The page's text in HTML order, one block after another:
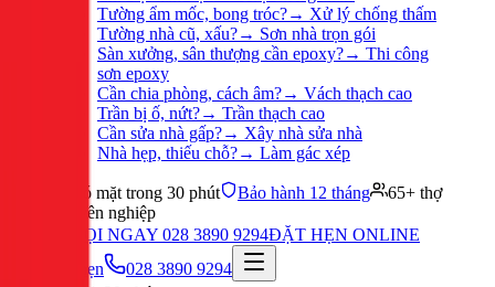
Tường ẩm mốc, bong tróc?→ Xử lý chống thấm
Tường nhà cũ, xấu?→ Sơn nhà trọn gói
Sàn xưởng, sân thượng cần epoxy?→ Thi công
sơn epoxy
Cần chia phòng, cách âm?→ Vách thạch cao
Trần bị ố, nứt?→ Trần thạch cao
Cần sửa nhà gấp?→ Xây nhà sửa nhà
Nhà hẹp, thiếu chỗ?→ Làm gác xép
Có mặt trong 30 phút Bảo hành 12 tháng
65+ thợ
chuyên nghiệp
GỌI NGAY 028 3890 9294ĐẶT HẸN ONLINE
Đặt hẹn
028 3890 9294